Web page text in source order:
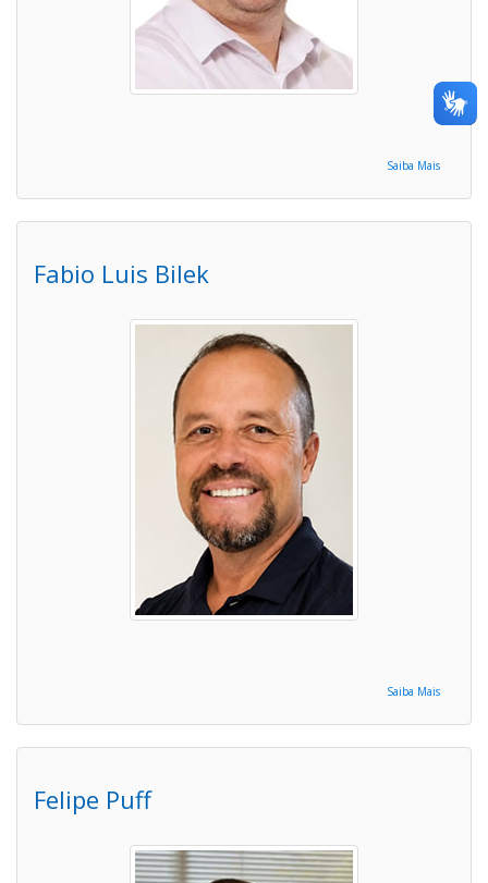
Saiba Mais
Fabio Luis Bilek
Saiba Mais
Felipe Puff